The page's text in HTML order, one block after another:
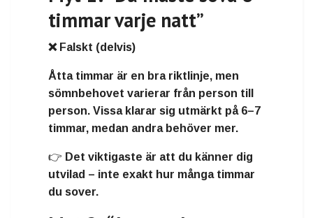
timmar varje natt”
❌ Falskt (delvis)
Åtta timmar är en bra riktlinje, men
sömnbehovet varierar från person till
person. Vissa klarar sig utmärkt på 6–7
timmar, medan andra behöver mer.
👉 Det viktigaste är att du känner dig
utvilad – inte exakt hur många timmar
du sover.